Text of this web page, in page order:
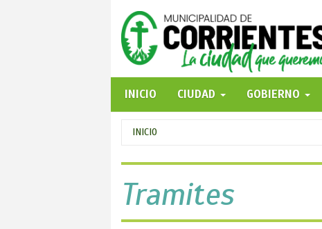
INICIO
CIUDAD GOBIERNO
Se
encuentra
usted
aquí
INICIO
Tramites